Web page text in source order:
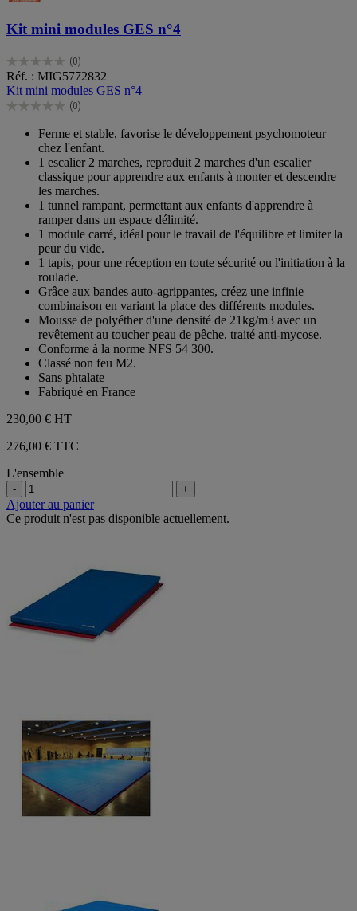
Kit mini modules GES n°4
(0)
0.0
sur
5
étoiles.
Réf. : MIG5772832
Kit mini modules GES n°4
(0)
0.0
étoiles.
Ferme et stable, favorise le développement psychomoteur
chez l'enfant.
1 escalier 2 marches, reproduit 2 marches d'un escalier
classique pour apprendre aux enfants à monter et descendre
les marches.
1 tunnel rampant, permettant aux enfants d'apprendre à
ramper dans un espace délimité.
1 module carré, idéal pour le travail de l'équilibre et limiter la
peur du vide.
1 tapis, pour une réception en toute sécurité ou l'initiation à la
roulade.
Grâce aux bandes auto-agrippantes, créez une infinie
combinaison en variant la place des différents modules.
Mousse de polyéther d'une densité de 21kg/m3 avec un
revêtement au toucher peau de pêche, traité anti-mycose.
Conforme à la norme NFS 54 300.
Classé non feu M2.
Sans phtalate
Fabriqué en France
230,00 € HT
276,00 € TTC
L'ensemble
- +
Ajouter au panier
Ce produit n'est pas disponible actuellement.